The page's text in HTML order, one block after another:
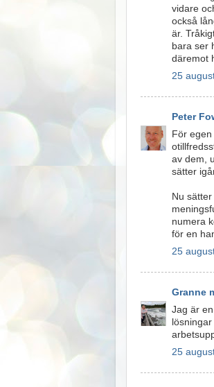
vidare
också
är.
bara ser
däremot
25
Peter
För
av dem,
sätter
Nu
numera
för en
25
Granne
Jag är
25